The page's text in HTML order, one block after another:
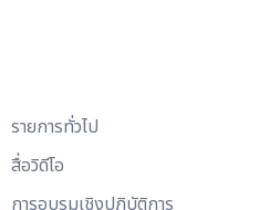
รายการทั่วไป
สื่อวิดีโอ